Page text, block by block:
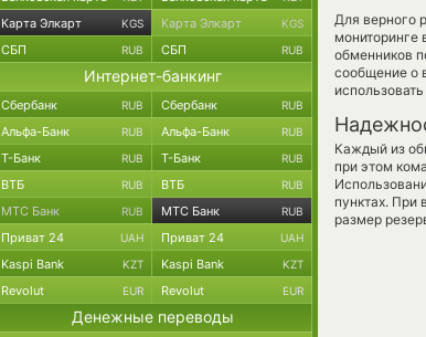
Для верного
мониторинге
обменников
сообщение о
использовать
Каждый из
при этом
пунктах. При
размер
Карта Элкарт KGS Карта Элкарт KGS
СБП RUB СБП RUB
Интернет-банкинг
Сбербанк RUB Сбербанк RUB
Альфа-Банк RUB Альфа-Банк RUB
Т-Банк RUB Т-Банк RUB
ВТБ RUB ВТБ RUB
МТС Банк RUB МТС Банк RUB
Приват 24 UAH Приват 24 UAH
Kaspi Bank KZT Kaspi Bank KZT
Revolut EUR Revolut EUR
Денежные переводы